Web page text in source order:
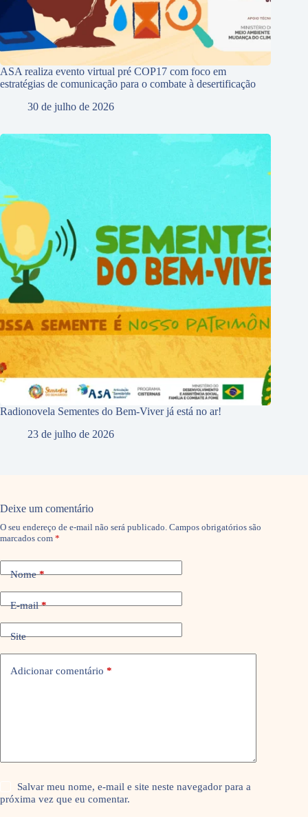
ASA realiza evento virtual pré COP17 com foco em
estratégias de comunicação para o combate à desertificação
30 de julho de 2026
Radionovela Sementes do Bem-Viver já está no ar!
23 de julho de 2026
Deixe um comentário
O seu endereço de e-mail não será publicado. Campos obrigatórios são
marcados com *
Nome*
E-mail*
Site
Adicionar comentário *
Salvar meu nome, e-mail e site neste navegador para a
próxima vez que eu comentar.